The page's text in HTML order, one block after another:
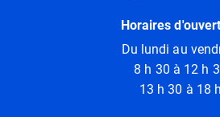
Horaires
Du lundi au
8 h 30 à 12 h
13 h 30 à 18 h